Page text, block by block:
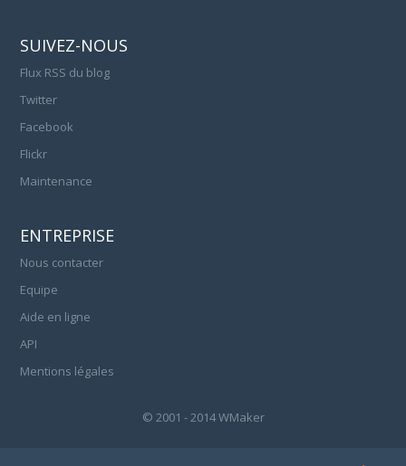
SUIVEZ-NOUS
Flux RSS du blog
Twitter
Facebook
Flickr
Maintenance
ENTREPRISE
Nous contacter
Equipe
Aide en ligne
API
Mentions légales
© 2001 - 2014 WMaker